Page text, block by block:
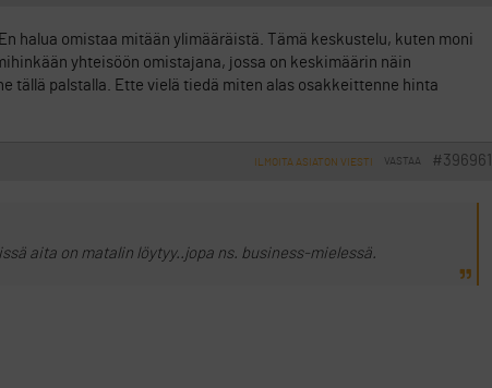
halua omistaa mitään ylimääräistä. Tämä keskustelu, kuten moni
yhteisöön omistajana, jossa on keskimäärin näin
tällä palstalla. Ette vielä tiedä miten alas osakkeittenne hinta
#396961
VASTAA
ILMOITA ASIATON VIESTI
aita on matalin löytyy..jopa ns. business-mielessä.